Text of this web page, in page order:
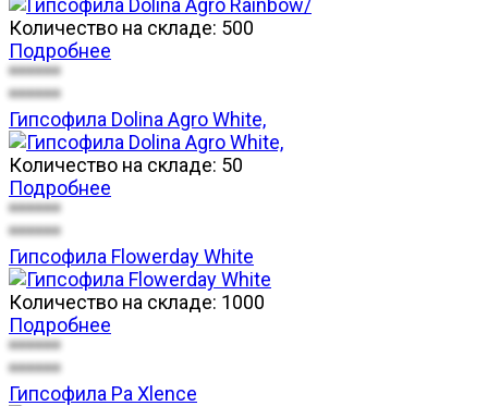
Количество на складе: 500
Подробнее
******
******
Гипсофила Dolina Agro White,
Количество на складе: 50
Подробнее
******
******
Гипсофила Flowerday White
Количество на складе: 1000
Подробнее
******
******
Гипсофила Pa Xlence